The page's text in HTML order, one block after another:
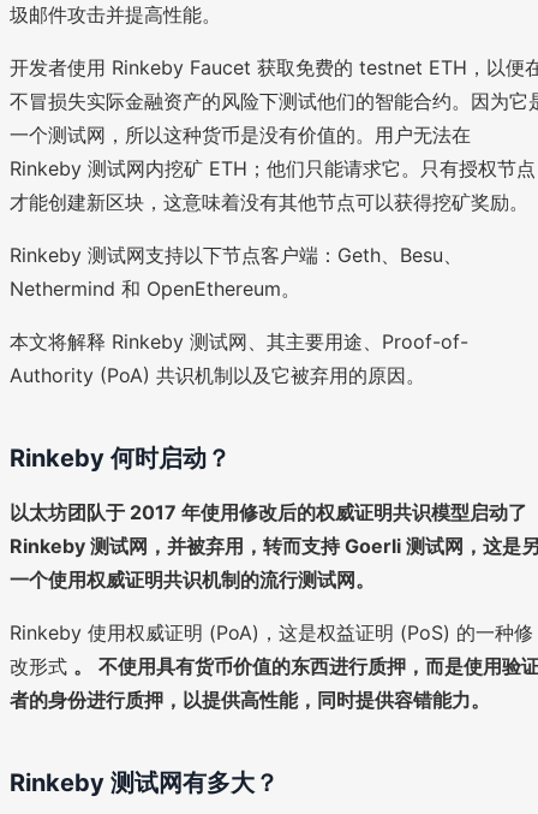
圾邮件攻击并提高性能。
开发者使用 Rinkeby Faucet 获取免费的 testnet ETH，以便
不冒损失实际金融资产的风险下测试他们的智能合约。因为它
一个测试网，所以这种货币是没有价值的。用户无法在
Rinkeby 测试网内挖矿 ETH；他们只能请求它。只有授权节点
才能创建新区块，这意味着没有其他节点可以获得挖矿奖励。
Rinkeby 测试网支持以下节点客户端：Geth、Besu、
Nethermind 和 OpenEthereum。
本文将解释 Rinkeby 测试网、其主要用途、Proof-of-
Authority (PoA) 共识机制以及它被弃用的原因。
Rinkeby 何时启动？
以太坊团队于 2017 年使用修改后的权威证明共识模型启动了
Rinkeby 测试网，并被弃用，转而支持 Goerli 测试网，这是
一个使用权威证明共识机制的流行测试网。
Rinkeby 使用权威证明 (PoA)，这是权益证明 (PoS) 的一种修
改形式 。
不使用具有货币价值的东西进行质押，而是使用验
者的身份进行质押，以提供高性能，同时提供容错能力。
Rinkeby 测试网有多大？